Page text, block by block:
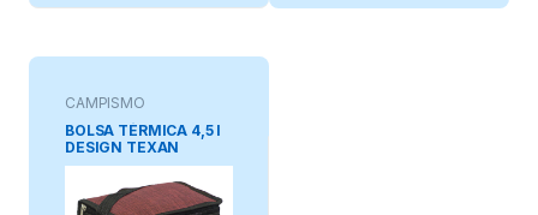
CAMPISMO
BOLSA TÉRMICA 4,5 l
DESIGN TEXAN
GARNET COM ALÇA,
20 x 15 x 15 cm